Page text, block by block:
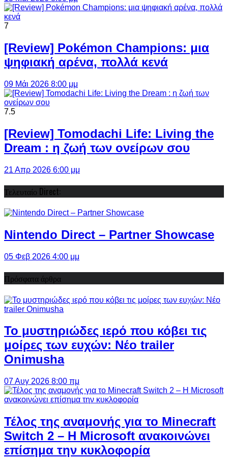
7
[Review] Pokémon Champions: μια
ψηφιακή αρένα, πολλά κενά
09 Μάι 2026 8:00 μμ
7.5
[Review] Tomodachi Life: Living the
Dream : η ζωή των ονείρων σου
21 Απρ 2026 6:00 μμ
Τελευταίο Direct:
Nintendo Direct – Partner Showcase
05 Φεβ 2026 4:00 μμ
Πρόσφατα άρθρα
Το μυστηριώδες ιερό που κόβει τις
μοίρες των ευχών: Νέο trailer
Onimusha
07 Αυγ 2026 8:00 πμ
Τέλος της αναμονής για το Minecraft
Switch 2 – Η Microsoft ανακοινώνει
επίσημα την κυκλοφορία